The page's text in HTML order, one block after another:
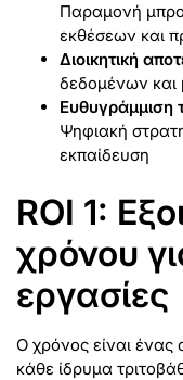
Παραμονή
εκθέσεων και
Διοικητική
δεδομένων
Ευθυγράμμιση
Ψηφιακή
εκπαίδευση
ROI 1:
χρόνου
εργασίες
Ο χρόνος είναι ένας
κάθε ίδρυμα